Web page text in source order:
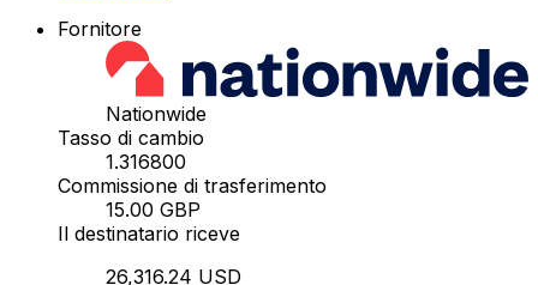
Fornitore
Nationwide
Tasso di cambio
1.316800
Commissione di trasferimento
15.00 GBP
Il destinatario riceve
26,316.24 USD